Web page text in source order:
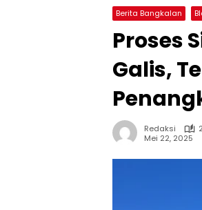
Berita Bangkalan
Proses
Galis,
Redaksi
Mei 22, 2025